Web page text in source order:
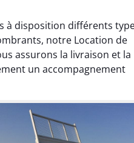
à disposition différents
notre Location de
assurons la livraison et la
un accompagnement
6 avril 2025